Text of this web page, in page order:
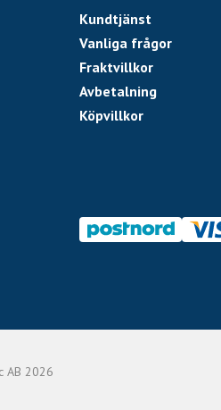
Kundtjänst
Vanliga frågor
Fraktvillkor
Avbetalning
Köpvillkor
AB 2026